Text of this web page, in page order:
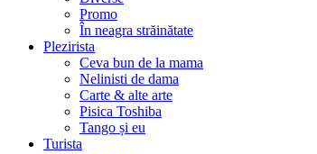
Promo
În neagra străinătate
Plezirista
Ceva bun de la mama
Nelinisti de dama
Carte & alte arte
Pisica Toshiba
Tango și eu
Turista